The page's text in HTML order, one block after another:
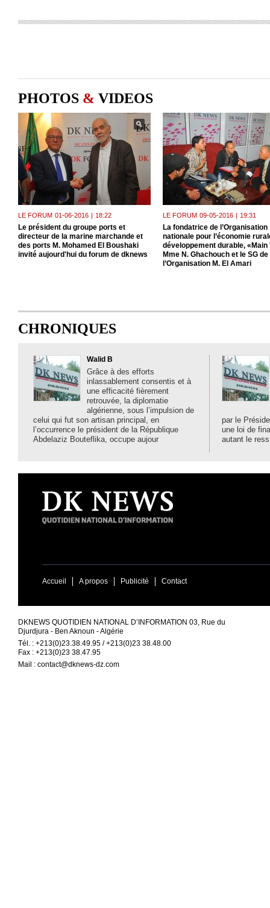
PHOTOS & VIDEOS
LE FORUM 01-06-2016 | 18:22
Le président du groupe ports et
directeur de la marine marchande et
des ports M. Mohamed El Boushaki
invité aujourd'hui du forum de dknews
LE FORUM 09-05-2016 | 19:31
La fondatrice de l’Organisation
nationale pour l’économie
développement durable, «Main
Mme N. Ghachouch et le SG de
l’Organisation M. El Amari
CHRONIQUES
Walid B
Grâce à des efforts
inlassablement consentis et à
une efficacité fièrement
retrouvée, la diplomatie
algérienne, sous l’impulsion de
celui qui fut son artisan principal, en
l’occurrence le président de la République
Abdelaziz Bouteflika, occupe aujour
par le
une loi de
autant le ress
Accueil A propos Publicité Contact
DKNEWS QUOTIDIEN NATIONAL D’INFORMATION 03, Rue du
Djurdjura - Ben Aknoun - Algérie
Tél. : +213(0)23.38.49.95 / +213(0)23 38.48.00
Fax : +213(0)23 38.47.95
Mail : contact@dknews-dz.com